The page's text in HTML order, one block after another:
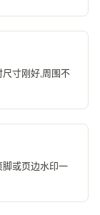
寸刚好,周围不
或页边水印一